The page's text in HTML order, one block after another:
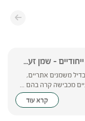
– שמן זע...
משמנים אתריים,
מכבישה קרה בהם ...
קרא עוד